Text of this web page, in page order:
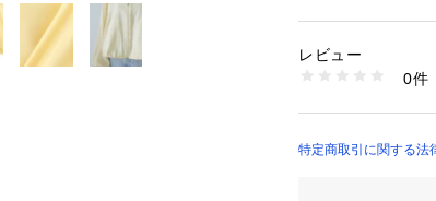
リサイクルポリエ
な素材。エアリ
＜詳細＞
洗濯：40℃非常に弱
乾燥× 吊り干し ウェ
い
0175155212 （ショ
レビュー
0件
特定商取引に関する法